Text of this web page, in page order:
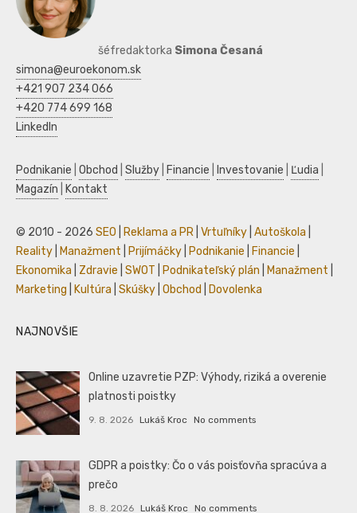
šéfredaktorka Simona Česaná
simona@euroekonom.sk
+421 907 234 066
+420 774 699 168
LinkedIn
Podnikanie Obchod Služby Financie Investovanie Ľudia
Magazín
Kontakt
© 2010 - 2026 SEO Reklama a PR Vrtuľníky Autoškola
Reality
Manažment Prijímáčky Podnikanie Financie
Ekonomika
Zdravie SWOT Podnikateľský plán Manažment
Marketing
Kultúra Skúšky Obchod Dovolenka
NAJNOVŠIE
Online uzavretie PZP: Výhody, riziká a overenie
platnosti poistky
9. 8. 2026 Lukáš Kroc No comments
GDPR a poistky: Čo o vás poisťovňa spracúva a
prečo
8. 8. 2026 Lukáš Kroc No comments